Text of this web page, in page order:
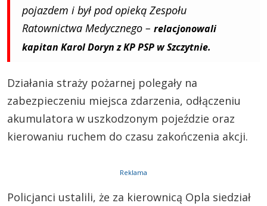
pojazdem i był pod opieką Zespołu
Ratownictwa Medycznego – relacjonowali
kapitan Karol Doryn z KP PSP w Szczytnie.
Działania straży pożarnej polegały na
zabezpieczeniu miejsca zdarzenia, odłączeniu
akumulatora w uszkodzonym pojeździe oraz
kierowaniu ruchem do czasu zakończenia akcji.
Reklama
Policjanci ustalili, że za kierownicą Opla siedział